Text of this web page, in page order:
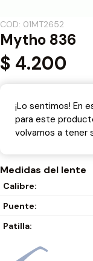
COD: 01MT2652
Mytho 836
$ 4.200
¡Lo sentimos! En
para este
volvamos a tener
Medidas del lente
Calibre:
Puente:
Patilla: